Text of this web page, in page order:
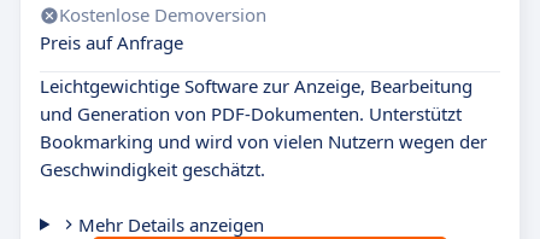
Kostenlose Demoversion
Preis auf Anfrage
Leichtgewichtige Software zur Anzeige, Bearbeitung
und Generation von PDF-Dokumenten. Unterstützt
Bookmarking und wird von vielen Nutzern wegen der
Geschwindigkeit geschätzt.
Mehr Details anzeigen